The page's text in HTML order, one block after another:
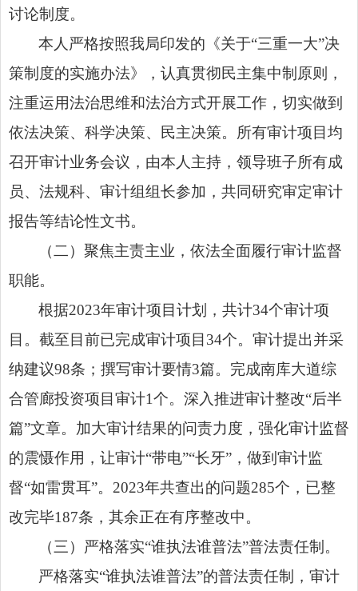
讨论制度。
本人严格按照我局印发的《关于“三重一大”决
策制度的实施办法》，认真贯彻民主集中制原则，
注重运用法治思维和法治方式开展工作，切实做到
依法决策、科学决策、民主决策。所有审计项目均
召开审计业务会议，由本人主持，领导班子所有成
员、法规科、审计组组长参加，共同研究审定审计
报告等结论性文书。
（二）聚焦主责主业，依法全面履行审计监督
职能。
根据2023年审计项目计划，共计34个审计项
目。截至目前已完成审计项目34个。审计提出并采
纳建议98条；撰写审计要情3篇。完成南库大道综
合管廊投资项目审计1个。深入推进审计整改“后半
篇”文章。加大审计结果的问责力度，强化审计监督
的震慑作用，让审计“带电”“长牙”，做到审计监
督“如雷贯耳”。2023年共查出的问题285个，已整
改完毕187条，其余正在有序整改中。
（三）严格落实“谁执法谁普法”普法责任制。
严格落实“谁执法谁普法”的普法责任制，审计